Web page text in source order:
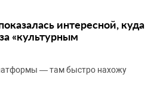
интересной, куда
«культурным
— там быстро нахожу